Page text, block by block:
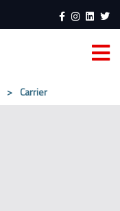
> Carrier